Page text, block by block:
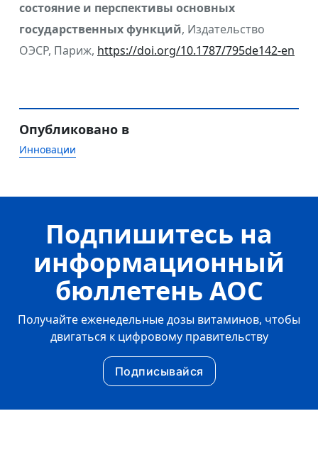
состояние и перспективы основных
государственных функций, Издательство
ОЭСР, Париж, https://doi.org/10.1787/795de142-en
Опубликовано в
Инновации
Подпишитесь на
информационный
бюллетень AOC
Получайте еженедельные дозы витаминов, чтобы
двигаться к цифровому правительству
Подписывайся